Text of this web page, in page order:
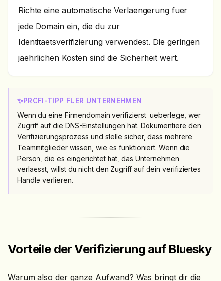
Richte eine automatische Verlaengerung fuer
jede Domain ein, die du zur
Identitaetsverifizierung verwendest. Die geringen
jaehrlichen Kosten sind die Sicherheit wert.
✨PROFI-TIPP FUER UNTERNEHMEN
Wenn du eine Firmendomain verifizierst, ueberlege, wer
Zugriff auf die DNS-Einstellungen hat. Dokumentiere den
Verifizierungsprozess und stelle sicher, dass mehrere
Teammitglieder wissen, wie es funktioniert. Wenn die
Person, die es eingerichtet hat, das Unternehmen
verlaesst, willst du nicht den Zugriff auf dein verifiziertes
Handle verlieren.
Vorteile der Verifizierung auf Bluesky
Warum also der ganze Aufwand? Was bringt dir die